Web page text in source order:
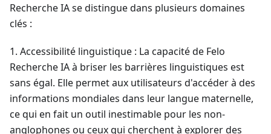
Recherche IA se distingue dans plusieurs domaines
clés :
1. Accessibilité linguistique : La capacité de Felo
Recherche IA à briser les barrières linguistiques est
sans égal. Elle permet aux utilisateurs d'accéder à des
informations mondiales dans leur langue maternelle,
ce qui en fait un outil inestimable pour les non-
anglophones ou ceux qui cherchent à explorer des